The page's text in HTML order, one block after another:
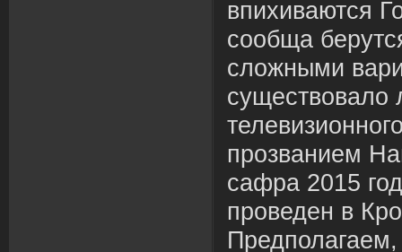
впихиваются
сообща
сложными
существовало
прозванием
сафра 2015
проведен в